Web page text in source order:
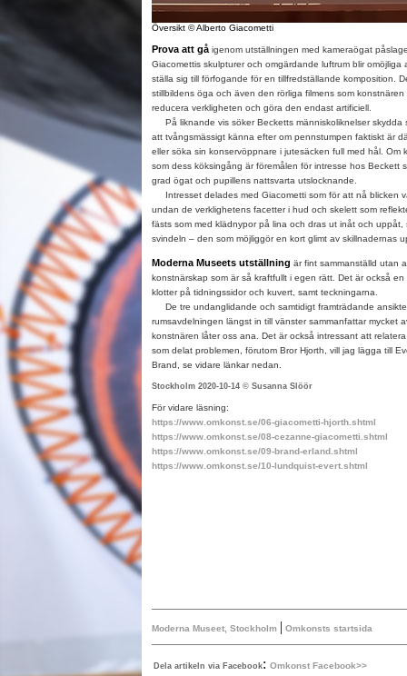
Översikt © Alberto Giacometti
Prova att gå igenom utställningen med kameraögat
Giacomettis skulpturer och omgärdande luftrum blir omöjliga
ställa sig till förfogande för en tillfredställande komposition.
stillbildens öga och även den rörliga filmens som
reducera verkligheten och göra den endast artificiell.
På liknande vis söker Becketts människoliknelser skydda
att tvångsmässigt känna efter om pennstumpen faktiskt är
eller söka sin konservöppnare i jutesäcken full med hål. Om
som dess köksingång är föremålen för intresse hos Beckett
grad ögat och pupillens nattsvarta utslocknande.
Intresset delades med Giacometti som för att nå blicken
undan de verklighetens facetter i hud och skelett som
fästs som med klädnypor på lina och dras ut inåt och uppåt,
svindeln – den som möjliggör en kort glimt av skillnadernas
Moderna Museets utställning är fint sammanställd utan
konstnärskap som är så kraftfullt i egen rätt. Det är också
klotter på tidningssidor och kuvert, samt teckningarna.
De tre undanglidande och samtidigt framträdande
rumsavdelningen längst in till vänster sammanfattar mycket
konstnären låter oss ana. Det är också intressant att
som delat problemen, förutom Bror Hjorth, vill jag lägga till
Brand, se vidare länkar nedan.
Stockholm 2020-10-14 © Susanna Slöör
För vidare läsning:
https://www.omkonst.se/06-giacometti-hjorth.shtml
https://www.omkonst.se/08-cezanne-giacometti.shtml
https://www.omkonst.se/09-brand-erland.shtml
https://www.omkonst.se/10-lundquist-evert.shtml
Moderna Museet, Stockholm | Omkonsts startsida
Dela artikeln via Facebook: Omkonst Facebook>>